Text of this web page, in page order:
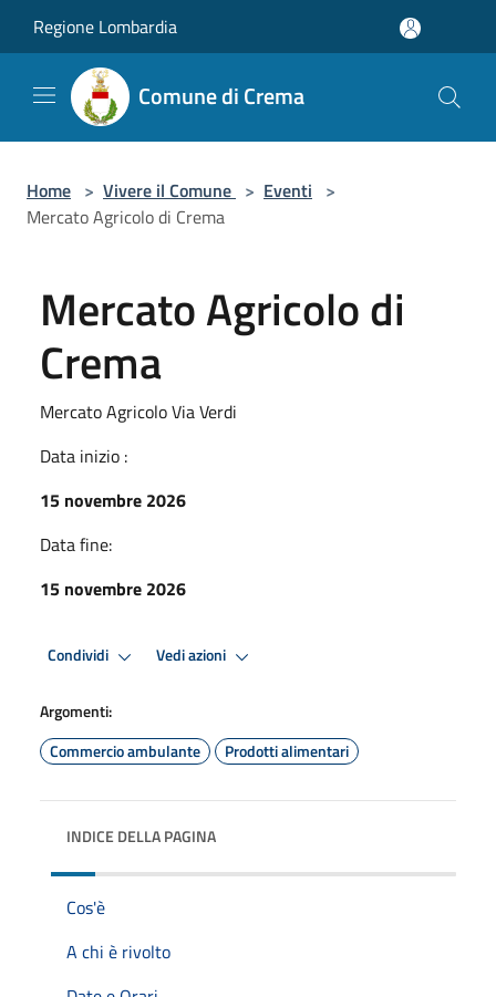
Regione Lombardia
Comune di Crema
Home > Vivere il Comune > Eventi >
Mercato Agricolo di Crema
Mercato Agricolo di
Crema
Mercato Agricolo Via Verdi
Data inizio :
15 novembre 2026
Data fine:
15 novembre 2026
Condividi Vedi azioni
Argomenti:
Commercio ambulante
Prodotti alimentari
INDICE DELLA PAGINA
Cos'è
A chi è rivolto